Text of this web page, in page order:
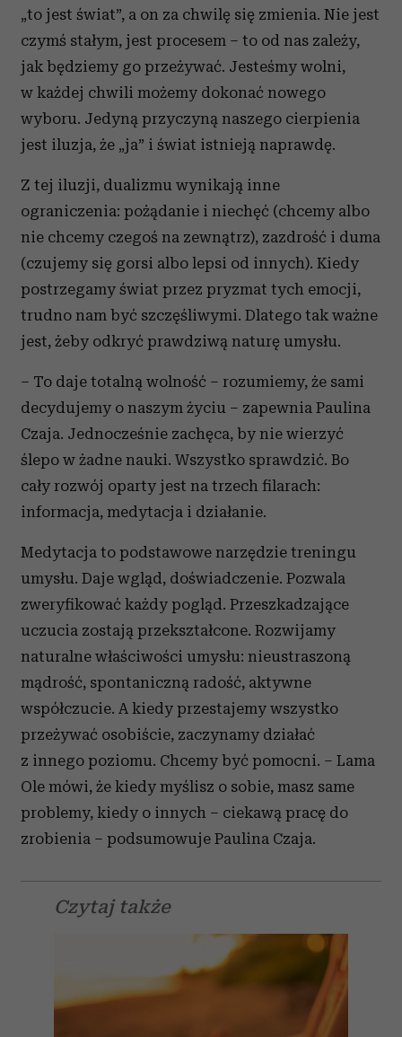
Partnerzy mogą połączyć te informacje z innymi danymi
otrzymanymi od Ciebie lub uzyskanymi podczas
korzystania z ich usług.
„to jest świat”, a on za chwilę się zmienia. Nie jest
czymś stałym, jest procesem – to od nas zależy,
jak będziemy go przeżywać. Jesteśmy wolni,
w każdej chwili możemy dokonać nowego
wyboru. Jedyną przyczyną naszego cierpienia
jest iluzja, że „ja” i świat istnieją naprawdę.
Z tej iluzji, dualizmu wynikają inne
ograniczenia: pożądanie i niechęć (chcemy albo
nie chcemy czegoś na zewnątrz), zazdrość i duma
(czujemy się gorsi albo lepsi od innych). Kiedy
postrzegamy świat przez pryzmat tych emocji,
trudno nam być szczęśliwymi. Dlatego tak ważne
jest, żeby odkryć prawdziwą naturę umysłu.
– To daje totalną wolność – rozumiemy, że sami
decydujemy o naszym życiu – zapewnia Paulina
Czaja. Jednocześnie zachęca, by nie wierzyć
ślepo w żadne nauki. Wszystko sprawdzić. Bo
cały rozwój oparty jest na trzech filarach:
informacja, medytacja i działanie.
Medytacja to podstawowe narzędzie treningu
umysłu. Daje wgląd, doświadczenie. Pozwala
zweryfikować każdy pogląd. Przeszkadzające
uczucia zostają przekształcone. Rozwijamy
naturalne właściwości umysłu: nieustraszoną
mądrość, spontaniczną radość, aktywne
współczucie. A kiedy przestajemy wszystko
przeżywać osobiście, zaczynamy działać
z innego poziomu. Chcemy być pomocni. – Lama
Ole mówi, że kiedy myślisz o sobie, masz same
problemy, kiedy o innych – ciekawą pracę do
zrobienia – podsumowuje Paulina Czaja.
Czytaj także